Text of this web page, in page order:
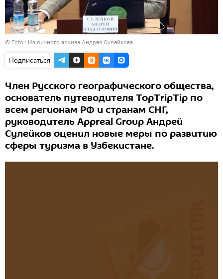
© Foto : Из личного архива Андрея Сулейкова
Подписаться
Член Русского географического общества,
основатель путеводителя TopTripTip по
всем регионам РФ и странам СНГ,
руководитель Appreal Group Андрей
Сулейков оценил новые меры по развитию
сферы туризма в Узбекистане.